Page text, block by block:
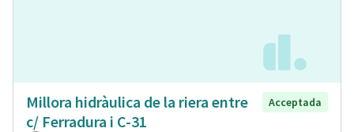
Millora hidràulica de la riera entre
c/ Ferradura i C-31
Acceptada